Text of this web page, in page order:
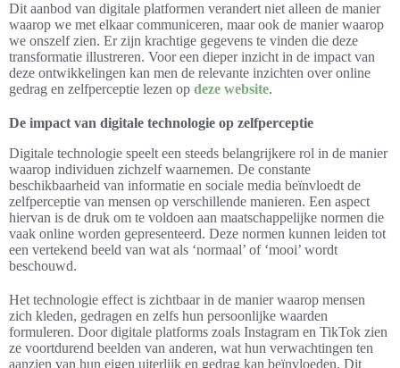
Dit aanbod van digitale platformen verandert niet alleen de manier
waarop we met elkaar communiceren, maar ook de manier waarop
we onszelf zien. Er zijn krachtige gegevens te vinden die deze
transformatie illustreren. Voor een dieper inzicht in de impact van
deze ontwikkelingen kan men de relevante inzichten over online
gedrag en zelfperceptie lezen op deze website.
De impact van digitale technologie op zelfperceptie
Digitale technologie speelt een steeds belangrijkere rol in de manier
waarop individuen zichzelf waarnemen. De constante
beschikbaarheid van informatie en sociale media beïnvloedt de
zelfperceptie van mensen op verschillende manieren. Een aspect
hiervan is de druk om te voldoen aan maatschappelijke normen die
vaak online worden gepresenteerd. Deze normen kunnen leiden tot
een vertekend beeld van wat als ‘normaal’ of ‘mooi’ wordt
beschouwd.
Het technologie effect is zichtbaar in de manier waarop mensen
zich kleden, gedragen en zelfs hun persoonlijke waarden
formuleren. Door digitale platforms zoals Instagram en TikTok zien
ze voortdurend beelden van anderen, wat hun verwachtingen ten
aanzien van hun eigen uiterlijk en gedrag kan beïnvloeden. Dit